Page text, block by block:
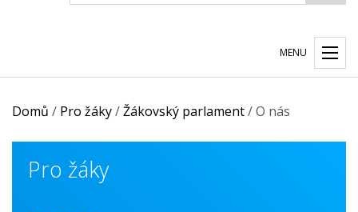
MENU
Domů / Pro žáky/Žákovský parlament/O nás
Pro žáky